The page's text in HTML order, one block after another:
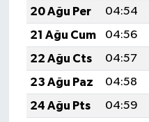
20 Ağu Per
04:54
21 Ağu Cum
04:56
22 Ağu Cts
04:57
23 Ağu Paz
04:58
24 Ağu Pts
04:59